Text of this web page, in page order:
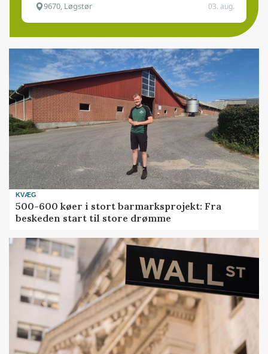
9670, Løgstør 03. aug.
KVÆG
500-600 køer i stort barmarksprojekt: Fra
beskeden start til store drømme